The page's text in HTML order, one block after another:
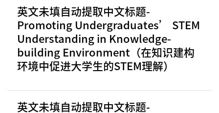
英文未填自动提取中文标题-
Promoting Undergraduates’ STEM
Understanding in Knowledge-
building Environment（在知识建构
环境中促进大学生的STEM理解）
英文未填自动提取中文标题-